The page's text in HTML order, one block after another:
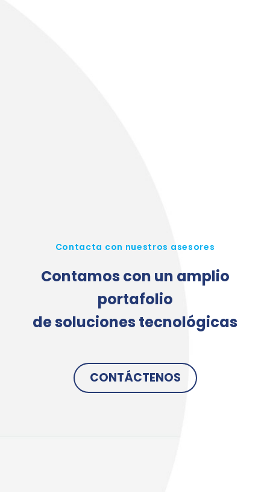
Contacta con nuestros asesores
Contamos con un amplio
portafolio
de soluciones tecnológicas
CONTÁCTENOS